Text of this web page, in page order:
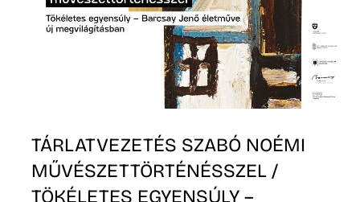
TÁRLATVEZETÉS SZABÓ NOÉMI
MŰVÉSZETTÖRTÉNÉSSZEL /
TÖKÉLETES EGYENSÚLY –